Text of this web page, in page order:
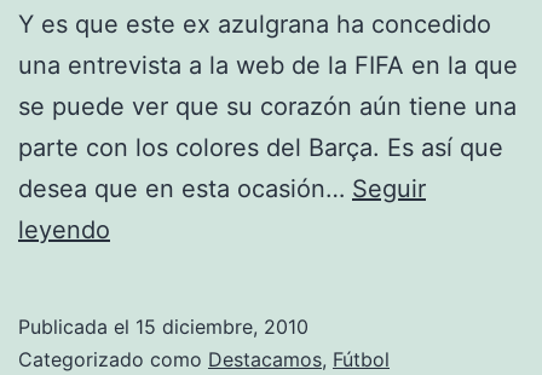
Y es que este ex azulgrana ha concedido
una entrevista a la web de la FIFA en la que
se puede ver que su corazón aún tiene una
parte con los colores del Barça. Es así que
desea que en esta ocasión… Seguir
leyendo
el
Publicada el 15 diciembre, 2010
Categorizado como Destacamos, Fútbol